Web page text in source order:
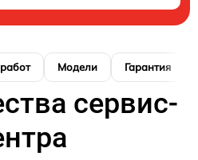
Модели Гарантия
сервис-